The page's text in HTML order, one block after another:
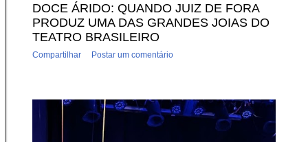
DOCE ÁRIDO: QUANDO JUIZ DE FORA
PRODUZ UMA DAS GRANDES JOIAS DO
TEATRO BRASILEIRO
Compartilhar Postar um comentário